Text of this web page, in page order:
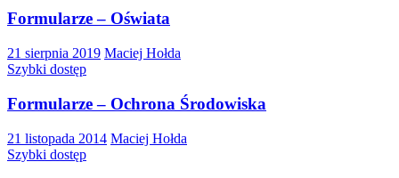
Formularze – Oświata
21 sierpnia 2019 Maciej Hołda
Szybki dostęp
Formularze – Ochrona Środowiska
21 listopada 2014 Maciej Hołda
Szybki dostęp